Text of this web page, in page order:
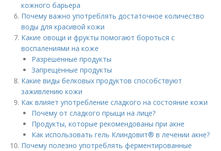
кожного барьера
Почему важно употреблять достаточное количество
воды для красивой кожи
Какие овощи и фрукты помогают бороться с
воспалениями на коже
Разрешенные продукты
Запрещенные продукты
Какие виды белковых продуктов способствуют
заживлению кожи
Как влияет употребление сладкого на состояние кожи
Почему от сладкого прыщи на лице?
Продукты, которые рекомендованы при акне
Как использовать гель Клиндовит® в лечении акне?
Почему полезно употреблять ферментированные